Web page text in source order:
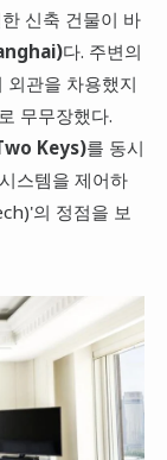
신축 건물이 바
다. 주변의
외관을 차용했지
무무장했다.
Keys)를 동시
스템을 제어하
의 정점을 보